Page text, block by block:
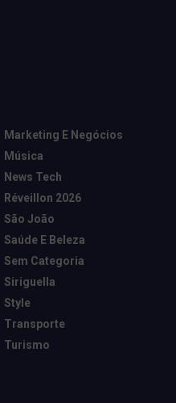
Marketing E Negócios
Música
News Tech
Réveillon 2026
São João
Saúde E Beleza
Sem Categoria
Siriguella
Style
Transporte
Turismo